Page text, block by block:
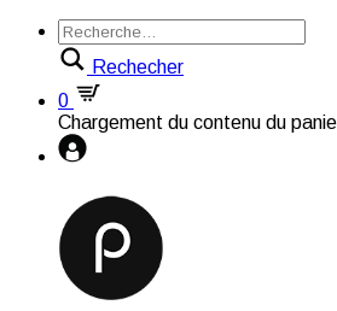
Rechecher
0
Chargement du contenu du